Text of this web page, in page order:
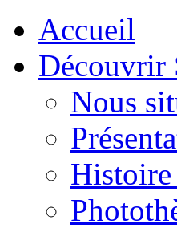
Accueil
Découvrir
Nous